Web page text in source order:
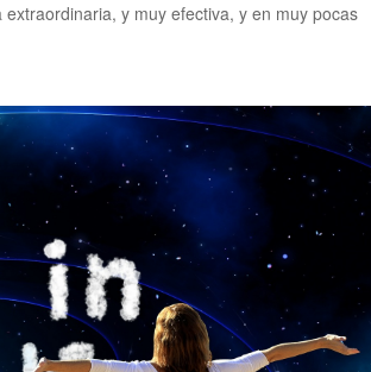
y muy efectiva, y en muy pocas